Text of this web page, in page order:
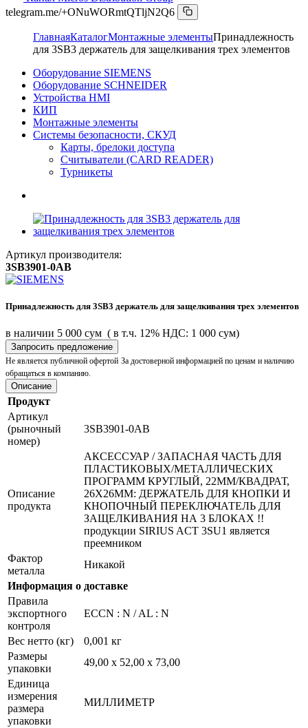
telegram.me/+ONuWORmtQTljN2Q6
ГлавнаяКаталогМонтажные элементыПринадлежность
для 3SB3 держатель для защелкивания трех элементов
Оборудование SIEMENS
Оборудование SCHNEIDER
Устройства HMI
КИП
Монтажные элементы
Системы безопасности, СКУД
Карты, брелоки доступа
Считыватели (CARD READER)
Турникеты
Артикул производителя:
3SB3901-0AB
Принадлежность для 3SB3 держатель для защелкивания трех элементов
в наличии 5 000 сум ( в т.ч. 12% НДС: 1 000 сум)
Запросить предложение
Не является публичной офертой За достоверной информацией по ценам и наличию
обращаться в компанию.
Описание
Продукт
Артикул
(рыночный
номер)
3SB3901-0АB
Описание
продукта
АКСЕССУАР / ЗАПАСНАЯ ЧАСТЬ ДЛЯ
ПЛАСТИКОВЫХ/МЕТАЛЛИЧЕСКИХ
ПРОГРАММ КРУГЛЫЙ, 22ММ/КВАДРАТ,
26X26ММ: ДЕРЖАТЕЛЬ ДЛЯ КНОПКИ И
КНОПОЧНЫЙ ПЕРЕКЛЮЧАТЕЛЬ ДЛЯ
ЗАЩЕЛКИВАНИЯ НА 3 БЛОКАХ !!
продукции SIRIUS ACT 3SU1 является
преемником
Фактор
металла
Никакой
Информация о доставке
Правила
экспортного
контроля
ECCN : N / AL : N
Вес нетто (кг)
0,001 кг
Размеры
упаковки
49,00 х 52,00 х 73,00
Единица
измерения
размера
упаковки
МИЛЛИМЕТР